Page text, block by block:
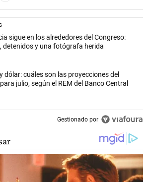
artículos con más comentarios en los
con el título "La violencia sigue en los
sigue en los alrededores del Congreso:
detenidos y una fotógrafa herida
con el título "Inflación y dólar: cuáles son
dólar: cuáles son las proyecciones del
julio, según el REM del Banco Central
Gestionado por